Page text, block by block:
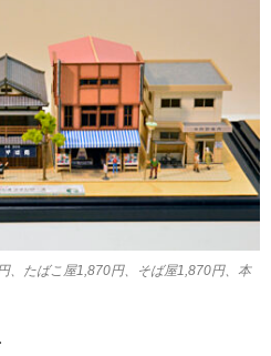
、たばこ屋1,870円、そば屋1,870円、本